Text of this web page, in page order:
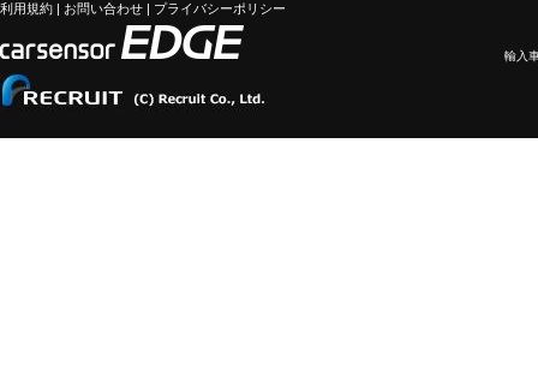
利用規約 | お問い合わせ | プライバシーポリシー
輸入